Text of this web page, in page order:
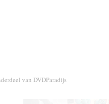
van DVDParadijs